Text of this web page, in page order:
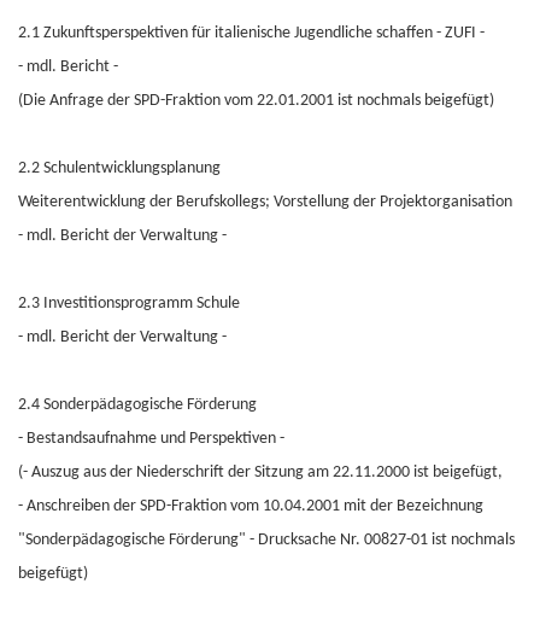
2.1 Zukunftsperspektiven für italienische Jugendliche schaffen - ZUFI -
- mdl. Bericht -
(Die Anfrage der SPD-Fraktion vom 22.01.2001 ist nochmals beigefügt)
2.2 Schulentwicklungsplanung
Weiterentwicklung der Berufskollegs; Vorstellung der Projektorganisation
- mdl. Bericht der Verwaltung -
2.3 Investitionsprogramm Schule
- mdl. Bericht der Verwaltung -
2.4 Sonderpädagogische Förderung
- Bestandsaufnahme und Perspektiven -
(- Auszug aus der Niederschrift der Sitzung am 22.11.2000 ist beigefügt,
- Anschreiben der SPD-Fraktion vom 10.04.2001 mit der Bezeichnung
"Sonderpädagogische Förderung" - Drucksache Nr. 00827-01 ist nochmals
beigefügt)